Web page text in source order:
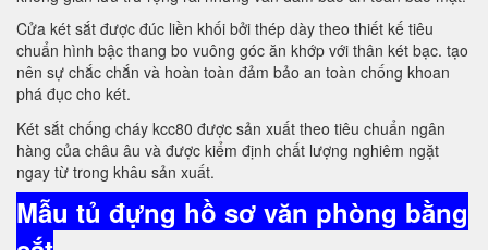
Cửa két sắt được đúc liền khối bởi thép dày theo thiết kế tiêu
chuẩn hình bậc thang bo vuông góc ăn khớp với thân két bạc. tạo
nên sự chắc chắn và hoàn toàn đảm bảo an toàn chống khoan
phá đục cho két.
Két sắt chống cháy kcc80 được sản xuất theo tiêu chuẩn ngân
hàng của châu âu và được kiểm định chất lượng nghiêm ngặt
ngay từ trong khâu sản xuất.
Mẫu tủ đựng hồ sơ văn phòng bằng